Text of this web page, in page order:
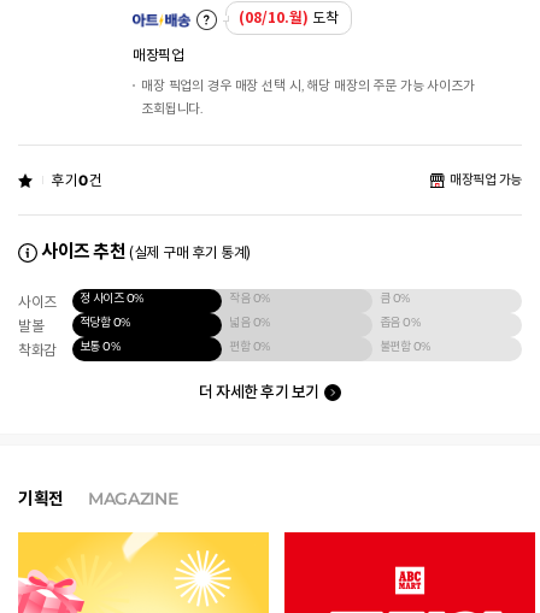
(08/10.월) 도착
매장픽업
매장 픽업의 경우 매장 선택 시, 해당 매장의 주문 가능 사이즈가
조회됩니다.
후기0건 매장픽업 가능
사이즈 추천 (실제 구매 후기 통계)
사이즈 정 사이즈0% 작음0% 큼0%
발볼 적당함0% 넓음0% 좁음0%
착화감 보통0% 편함0% 불편함0%
더 자세한 후기 보기
기획전 MAGAZINE